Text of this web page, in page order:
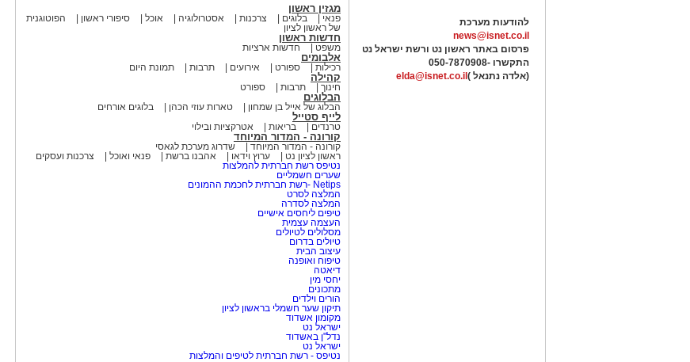
להודעות מערכת
news@isnet.co.il
פרסום באתר ראשון נט ורשת ישראל נט
התקשרו -050-7870908
(אלדה נתנאל ) elda@isnet.co.il
מגזין ראשון
פנאי בלוגים צרכנות אסטרולוגיה אוכל סיפורי ראשון
הפוטוגנית
של ראשון לציון
חדשות ראשון
משפט חדשות ארציות
אלבומים
רכילות ספורט אירועים תרבות תמונת היום
קהילה
חינוך תרבות ספורט
הבלוגים
הבלוג של אייל בן שמחון טארות עוזי הכהן בלוגים אורחים
לייף סטייל
טרנדים בריאות אטרקציות ובילוי
קורונה - המדור המיוחד
קורונה - המדור המיוחד
שדרוג מערכת לגאסי
ראשון לציון נט
ערוץ וידאו אהבנו ברשת פנאי ואוכל
צרכנות ועסקים
נטיפס רשת חברתית להמלצות
שערים חשמליים
Netips -רשת חברתית לחכמת ההמונים
המלצה לסרט
המלצה לסדרה
טיפים ליחסים אישיים
העצמה עצמית
מסלולים לטיולים
טיולים בדרום
עיצוב הבית
טיפוח ואופנה
דיאטה
יחסי מין
מתכונים
הורים וילדים
תיקון שער חשמלי בראשון לציון
מקומון אשדוד
ישראל נט
נדל"ן באשדוד
ישראל נט
נטיפס - רשת חברתית לטיפים והמלצות